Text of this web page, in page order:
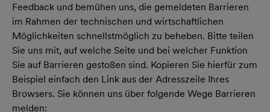
Feedback und bemühen uns, die gemeldeten Barrieren
im Rahmen der technischen und wirtschaftlichen
Möglichkeiten schnellstmöglich zu beheben. Bitte teilen
Sie uns mit, auf welche Seite und bei welcher Funktion
Sie auf Barrieren gestoßen sind. Kopieren Sie hierfür zum
Beispiel einfach den Link aus der Adresszeile Ihres
Browsers. Sie können uns über folgende Wege Barrieren
melden: